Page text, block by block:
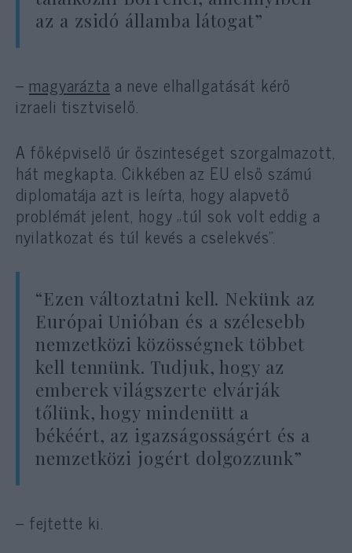
az a zsidó államba látogat”
– magyarázta a neve elhallgatását kérő
izraeli tisztviselő.
A főképviselő úr őszinteséget szorgalmazott,
hát megkapta. Cikkében az EU első számú
diplomatája azt is leírta, hogy alapvető
problémát jelent, hogy „túl sok volt eddig a
nyilatkozat és túl kevés a cselekvés”.
“Ezen változtatni kell. Nekünk az
Európai Unióban és a szélesebb
nemzetközi közösségnek többet
kell tennünk. Tudjuk, hogy az
emberek világszerte elvárják
tőlünk, hogy mindenütt a
békéért, az igazságosságért és a
nemzetközi jogért dolgozzunk”
– fejtette ki.